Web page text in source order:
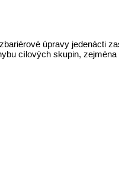
úpravy jedenácti
cílových skupin,